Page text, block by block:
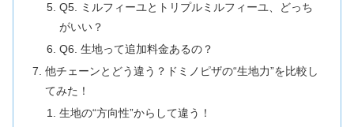
Q5. ミルフィーユとトリプルミルフィーユ、どっち
がいい？
Q6. 生地って追加料金あるの？
他チェーンとどう違う？ドミノピザの“生地力”を比較し
てみた！
生地の“方向性”からして違う！